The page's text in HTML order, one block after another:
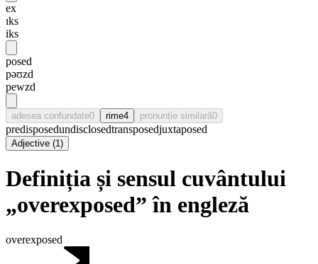
ex
ɪks
iks
posed
pəʊzd
pewzd
adesea confundate0 rime4 pronunție similară0
predisposedundisclosedtransposedjuxtaposed
Adjective (1)
Definiția și sensul cuvântului
„overexposed” în engleză
overexposed